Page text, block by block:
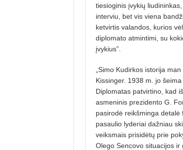
tiesioginis įvykių
interviu, bet vis viena
ketvirtis valandos, kurios
diplomato atmintimi, su
įvykius”.
„Simo Kudirkos istorija
Kissinger. 1938 m. jo
Diplomatas patvirtino, kad
asmeninis prezidento G.
pasirodė reikšminga
pasaulio lyderiai dažniau
veiksmais prisidėtų prie
Olego Sencovo situacijos